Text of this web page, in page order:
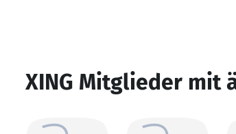
XING Mitglieder mit